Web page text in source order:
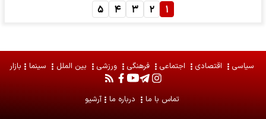
۱ ۲ ۳ ۴ ۵
سیاسی اقتصادی اجتماعی فرهنگی ورزشی بین الملل سینما بازار
تماس با ما درباره ما آرشیو